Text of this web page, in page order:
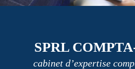
SPRL
cabinet d’expertise